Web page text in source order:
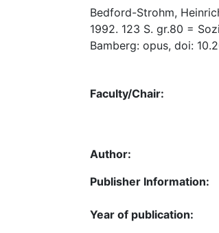
Bedford-Strohm,
1992. 123 S. gr.80 =
Bamberg: opus, doi:
Faculty/Chair:
Author:
Publisher Information:
Year of publication: